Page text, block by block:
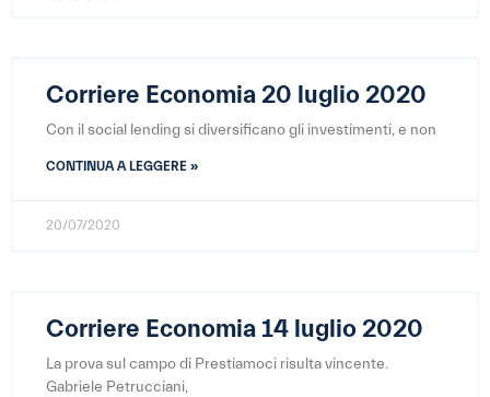
Corriere Economia 20 luglio 2020
Con il social lending si diversificano gli investimenti, e non
CONTINUA A LEGGERE »
20/07/2020
Corriere Economia 14 luglio 2020
La prova sul campo di Prestiamoci risulta vincente.
Gabriele Petrucciani,